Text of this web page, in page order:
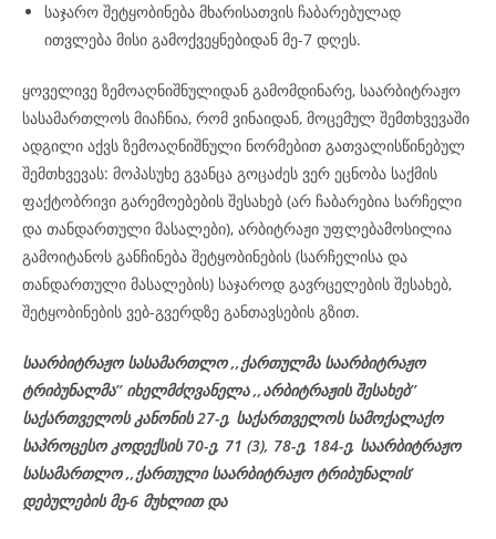
საჯარო შეტყობინება მხარისათვის ჩაბარებულად
ითვლება მისი გამოქვეყნებიდან მე-7 დღეს.
ყოველივე ზემოაღნიშნულიდან გამომდინარე, საარბიტრაჟო
სასამართლოს მიაჩნია, რომ ვინაიდან, მოცემულ შემთხვევაში
ადგილი აქვს ზემოაღნიშნული ნორმებით გათვალისწინებულ
შემთხვევას: მოპასუხე გვანცა გოცაძეს ვერ ეცნობა საქმის
ფაქტობრივი გარემოებების შესახებ (არ ჩაბარებია სარჩელი
და თანდართული მასალები), არბიტრაჟი უფლებამოსილია
გამოიტანოს განჩინება შეტყობინების (სარჩელისა და
თანდართული მასალების) საჯაროდ გავრცელების შესახებ,
შეტყობინების ვებ-გვერდზე განთავსების გზით.
საარბიტრაჟო სასამართლო ,,ქართულმა საარბიტრაჟო
ტრიბუნალმა’’ იხელმძღვანელა,,არბიტრაჟის შესახებ’’
საქართველოს კანონის 27-ე, საქართველოს სამოქალაქო
საპროცესო კოდექსის 70-ე, 71 (3), 78-ე, 184-ე, საარბიტრაჟო
სასამართლო ,,ქართული საარბიტრაჟო ტრიბუნალის’
დებულების მე-6 მუხლით და